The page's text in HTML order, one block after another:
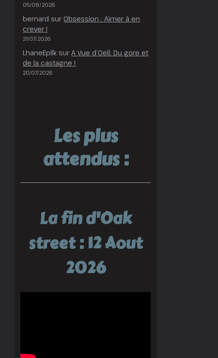
05/08/2026
bernard surObsession : Aimer à en
crever !
21/07/2026
LhaneEpilk surA Vue d’Oeil: Du gore et
de la castagne !
20/07/2026
Les plus
attendus :
La fin d'Oak
street : 12 Aout
2026